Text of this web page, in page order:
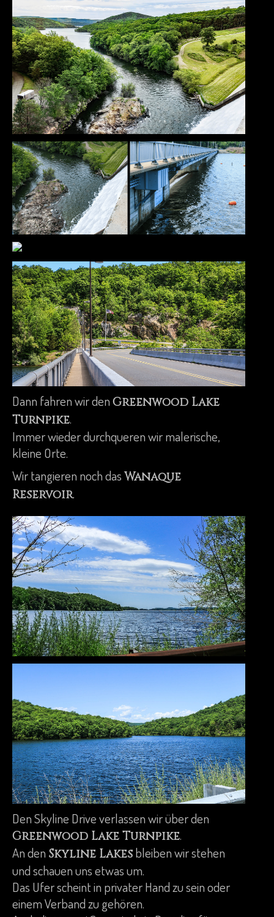
Dann fahren wir den Greenwood Lake
Turnpike.
Immer wieder durchqueren wir malerische,
kleine Orte.
Wir tangieren noch dasWanaque
Reservoir.
Den Skyline Drive verlassen wir über den
Greenwood Lake Turnpike.
An den Skyline Lakesbleiben wir stehen
und schauen uns etwas um.
Das Ufer scheint in privater Hand zu sein oder
einem Verband zu gehören.